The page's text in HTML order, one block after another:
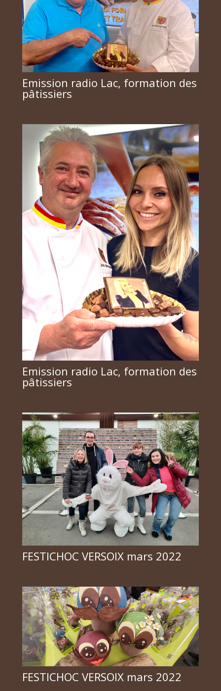
Emission radio Lac, formation des
pâtissiers
Emission radio Lac, formation des
pâtissiers
FESTICHOC VERSOIX mars 2022
FESTICHOC VERSOIX mars 2022